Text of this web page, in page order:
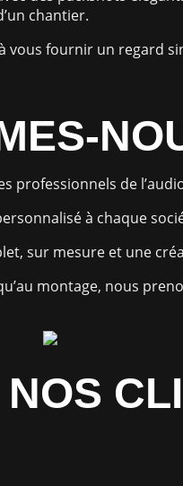
chantier.
à vous fournir un
professionnels de
à chaque
sur mesure et une
montage, nous